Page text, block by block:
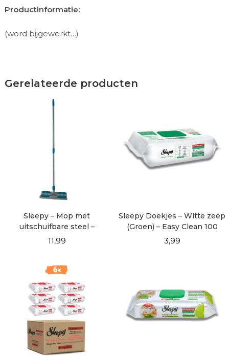
Productinformatie:
(word bijgewerkt…)
Gerelateerde producten
Sleepy – Mop met
uitschuifbare steel –
Turqoise
11,99
Sleepy Doekjes – Witte zeep
(Groen) – Easy Clean 100
vellen
3,99